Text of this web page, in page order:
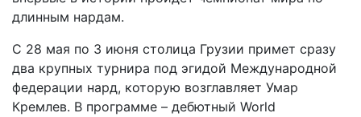
длинным нардам.
С 28 мая по 3 июня столица Грузии примет сразу
два крупных турнира под эгидой Международной
федерации нард, которую возглавляет Умар
Кремлев. В программе – дебютный World